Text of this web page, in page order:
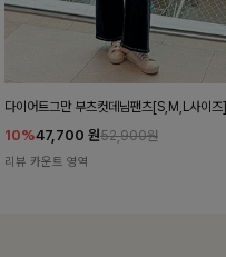
다이어트그만 부츠컷데님팬츠[S,M,L사이즈]
10%47,700 원52,900원
리뷰 카운트 영역